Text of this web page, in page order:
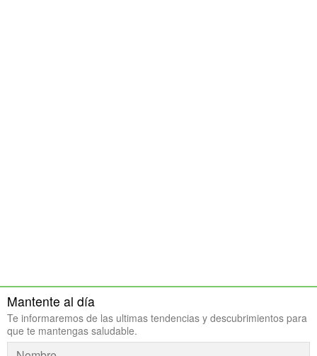
Mantente al día
Te informaremos de las ultimas tendencias y descubrimientos para
que te mantengas saludable.